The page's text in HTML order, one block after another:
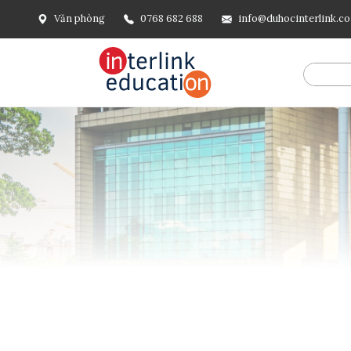
Văn phòng 0768 682 688
@include('frontend.layouts.schema-org', [ 'type' =>
url('/'), ], [ '@type' => 'ListItem', 'position' => 2, 'name' =>
=> url()->current(), ], ], ], ])